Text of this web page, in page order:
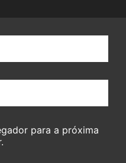
para a próxima